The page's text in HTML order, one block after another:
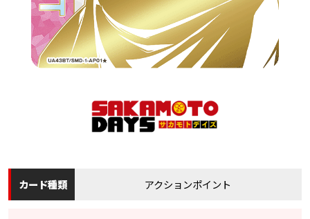
カード種類 アクションポイント